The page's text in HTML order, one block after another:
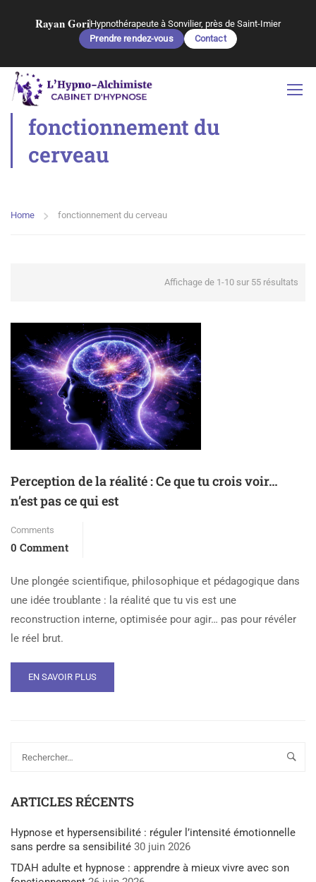
Rayan GoriHypnothérapeute à Sonvilier, près de Saint-Imier
Prendre rendez-vous
Contact
fonctionnement du
cerveau
Home fonctionnement du cerveau
Affichage de 1-10 sur 55 résultats
Perception de la réalité : Ce que tu crois voir…
n’est pas ce qui est
Comments
0 Comment
Une plongée scientifique, philosophique et pédagogique dans
une idée troublante : la réalité que tu vis est une
reconstruction interne, optimisée pour agir… pas pour révéler
le réel brut.
EN SAVOIR PLUS
ARTICLES RÉCENTS
Hypnose et hypersensibilité : réguler l’intensité émotionnelle
sans perdre sa sensibilité 30 juin 2026
TDAH adulte et hypnose : apprendre à mieux vivre avec son